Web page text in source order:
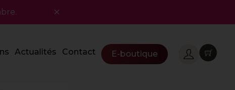
Actualités Contact E-boutique